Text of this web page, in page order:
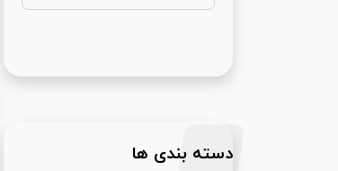
دسته بندی ها